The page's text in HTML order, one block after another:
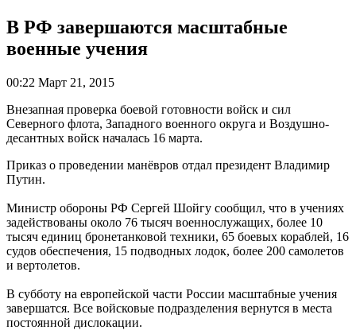
В РФ завершаются масштабные
военные учения
00:22 Март 21, 2015
Внезапная проверка боевой готовности войск и сил
Северного флота, Западного военного округа и Воздушно-
десантных войск началась 16 марта.
Приказ о проведении манёвров отдал президент Владимир
Путин.
Министр обороны РФ Сергей Шойгу сообщил, что в учениях
задействованы около 76 тысяч военнослужащих, более 10
тысяч единиц бронетанковой техники, 65 боевых кораблей, 16
судов обеспечения, 15 подводных лодок, более 200 самолетов
и вертолетов.
В субботу на европейской части России масштабные учения
завершатся. Все войсковые подразделения вернутся в места
постоянной дислокации.